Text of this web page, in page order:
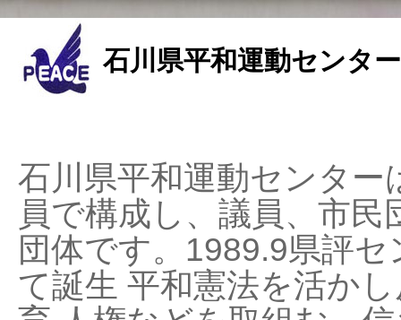
石川県平和運動センタ
石川県平和運動センタ
員で構成し、議員、市
団体です。1989.9県評
て誕生 平和憲法を活か